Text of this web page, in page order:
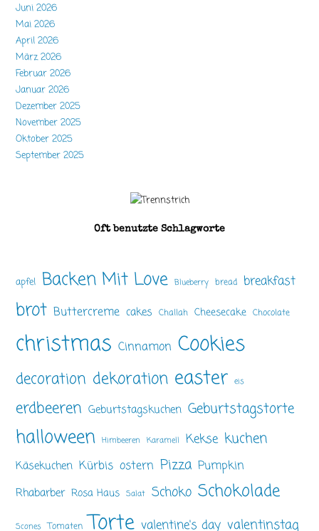
Juni 2026
Mai 2026
April 2026
März 2026
Februar 2026
Januar 2026
Dezember 2025
November 2025
Oktober 2025
September 2025
Oft benutzte Schlagworte
apfel Backen Mit Love Blueberry bread breakfast
brot Buttercreme cakes Challah Cheesecake Chocolate
christmas Cinnamon Cookies
decoration dekoration easter eis
erdbeeren Geburtstagskuchen Geburtstagstorte
halloween Himbeeren Karamell Kekse kuchen
Käsekuchen Kürbis ostern Pizza Pumpkin
Rhabarber Rosa Haus Salat Schoko Schokolade
Scones Tomaten Torte valentine's day valentinstag